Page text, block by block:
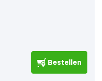
Bestellen